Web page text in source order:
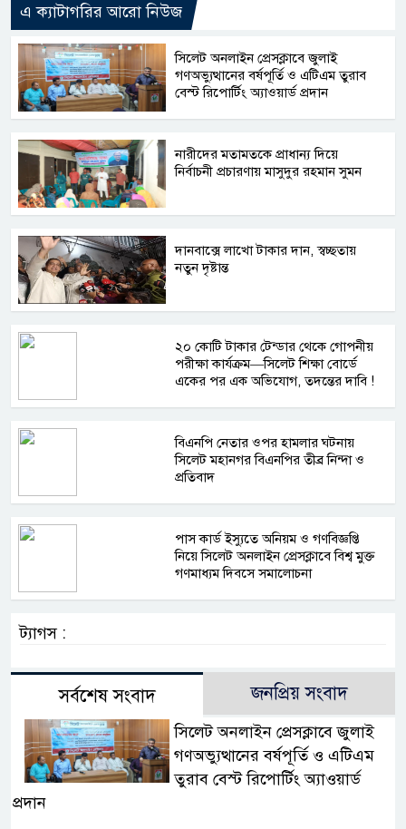
এ ক্যাটাগরির আরো নিউজ
সিলেট অনলাইন প্রেসক্লাবে জুলাই
গণঅভ্যুত্থানের বর্ষপূর্তি ও এটিএম তুরাব
বেস্ট রিপোর্টিং অ্যাওয়ার্ড প্রদান
নারীদের মতামতকে প্রাধান্য দিয়ে
নির্বাচনী প্রচারণায় মাসুদুর রহমান সুমন
দানবাক্সে লাখো টাকার দান, স্বচ্ছতায়
নতুন দৃষ্টান্ত
২০ কোটি টাকার টেন্ডার থেকে গোপনীয়
পরীক্ষা কার্যক্রম—সিলেট শিক্ষা বোর্ডে
একের পর এক অভিযোগ, তদন্তের দাবি !
বিএনপি নেতার ওপর হামলার ঘটনায়
সিলেট মহানগর বিএনপির তীব্র নিন্দা ও
প্রতিবাদ
পাস কার্ড ইস্যুতে অনিয়ম ও গণবিজ্ঞপ্তি
নিয়ে সিলেট অনলাইন প্রেসক্লাবে বিশ্ব মুক্ত
গণমাধ্যম দিবসে সমালোচনা
ট্যাগস :
সর্বশেষ সংবাদ জনপ্রিয় সংবাদ
সিলেট অনলাইন প্রেসক্লাবে জুলাই
গণঅভ্যুত্থানের বর্ষপূর্তি ও এটিএম
তুরাব বেস্ট রিপোর্টিং অ্যাওয়ার্ড
প্রদান